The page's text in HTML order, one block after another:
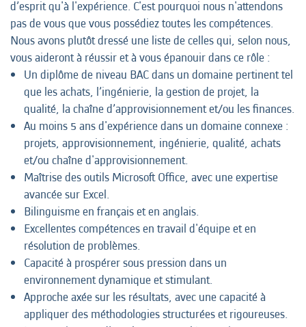
d’esprit qu'à l'expérience. C'est pourquoi nous n'attendons
pas de vous que vous possédiez toutes les compétences.
Nous avons plutôt dressé une liste de celles qui, selon nous,
vous aideront à réussir et à vous épanouir dans ce rôle :
Un diplôme de niveau BAC dans un domaine pertinent tel
que les achats, l’ingénierie, la gestion de projet, la
qualité, la chaîne d’approvisionnement et/ou les finances.
Au moins 5 ans d'expérience dans un domaine connexe :
projets, approvisionnement, ingénierie, qualité, achats
et/ou chaîne d'approvisionnement.
Maîtrise des outils Microsoft Office, avec une expertise
avancée sur Excel.
Bilinguisme en français et en anglais.
Excellentes compétences en travail d'équipe et en
résolution de problèmes.
Capacité à prospérer sous pression dans un
environnement dynamique et stimulant.
Approche axée sur les résultats, avec une capacité à
appliquer des méthodologies structurées et rigoureuses.